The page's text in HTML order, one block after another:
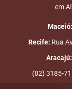
em
Maceió:
Recife: Rua
Aracajú:
(82) 3185-